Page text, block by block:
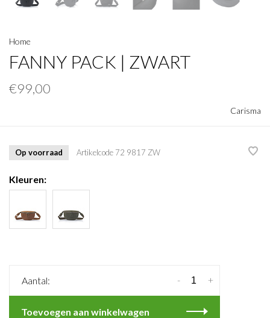
Home
FANNY PACK | ZWART
€99,00
Carisma
Op voorraad Artikelcode 72 9817 ZW
Kleuren:
Aantal: +
-
Toevoegen aan winkelwagen